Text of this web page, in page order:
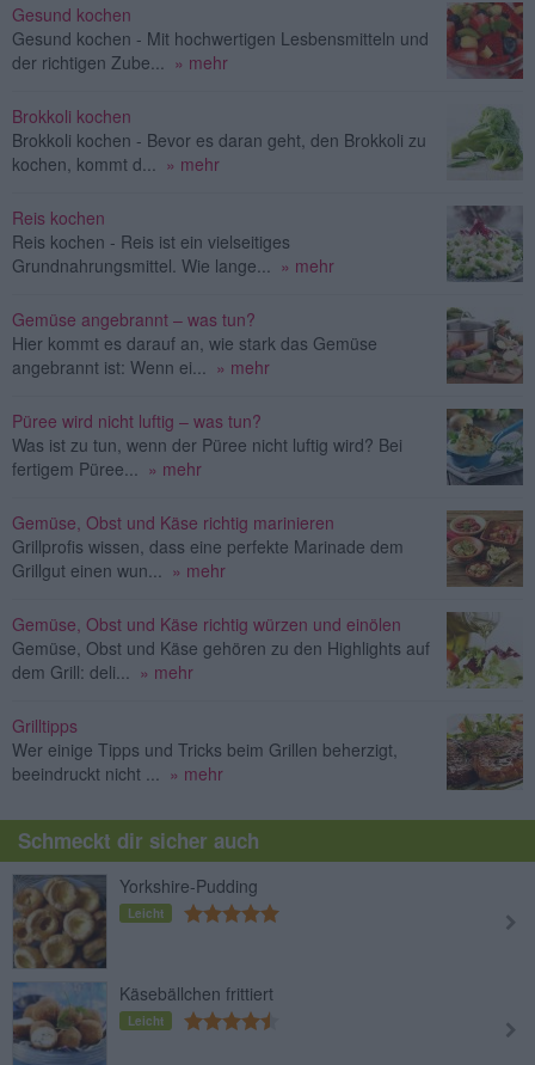
Gesund kochen
Gesund kochen - Mit hochwertigen Lesbensmitteln und
der richtigen Zube...
» mehr
Brokkoli kochen
Brokkoli kochen - Bevor es daran geht, den Brokkoli zu
kochen, kommt d...
» mehr
Reis kochen
Reis kochen - Reis ist ein vielseitiges
Grundnahrungsmittel. Wie lange...
» mehr
Gemüse angebrannt – was tun?
Hier kommt es darauf an, wie stark das Gemüse
angebrannt ist: Wenn ei...
» mehr
Püree wird nicht luftig – was tun?
Was ist zu tun, wenn der Püree nicht luftig wird? Bei
fertigem Püree...
» mehr
Gemüse, Obst und Käse richtig marinieren
Grillprofis wissen, dass eine perfekte Marinade dem
Grillgut einen wun...
» mehr
Gemüse, Obst und Käse richtig würzen und einölen
Gemüse, Obst und Käse gehören zu den Highlights auf
dem Grill: deli...
» mehr
Grilltipps
Wer einige Tipps und Tricks beim Grillen beherzigt,
beeindruckt nicht ...
» mehr
Schmeckt dir sicher auch
Yorkshire-Pudding
Leicht
Käsebällchen frittiert
Leicht